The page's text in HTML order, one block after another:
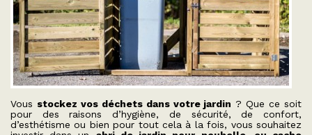
Vous stockez vos déchets dans votre jardin ? Que ce soit
pour des raisons d’hygiène, de sécurité, de confort,
d’esthétisme ou bien pour tout cela à la fois, vous souhaitez